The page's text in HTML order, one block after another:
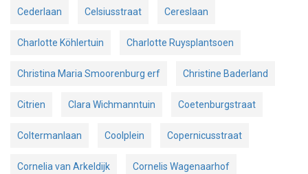
Cederlaan Celsiusstraat Cereslaan
Charlotte Köhlertuin Charlotte Ruysplantsoen
Christina Maria Smoorenburg erf Christine Baderland
Citrien Clara Wichmanntuin Coetenburgstraat
Coltermanlaan Coolplein Copernicusstraat
Cornelia van Arkeldijk Cornelis Wagenaarhof